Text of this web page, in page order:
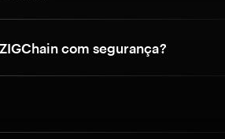
com segurança?